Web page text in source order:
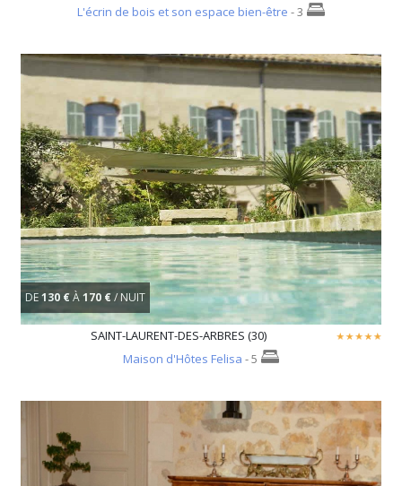
L'écrin de bois et son espace bien-être - 3
DE130 €À170 €/ NUIT
SAINT-LAURENT-DES-ARBRES (30)
Maison d'Hôtes Felisa - 5